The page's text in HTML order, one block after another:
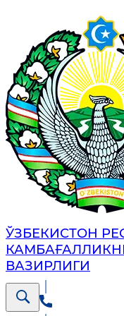
ЎЗБЕКИСТОН
ВАЗИРЛИГИ